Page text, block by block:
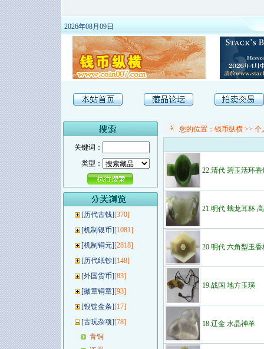
2026年08月09日
关键词：
类型：
[历代古钱][370]
[机制银币][1081]
[机制铜元][2818]
[历代纸钞][148]
[外国货币][83]
[徽章铜章][93]
[银锭金条][17]
[古玩杂项][78]
青铜
您的位置： 钱币纵横 >> 个
22.清代 碧玉活环香
21.明代 螭龙耳杯
20.明代 六角型玉香
19.战国 地方玉璜
18.辽金 水晶神羊